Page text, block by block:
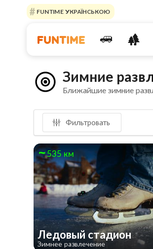
FUNTIME УКРАЇНСЬКОЮ
Зимние
Ближайшие зимние
Фильтровать
535 км
​Ледовый стадион
Зимнее развлечение